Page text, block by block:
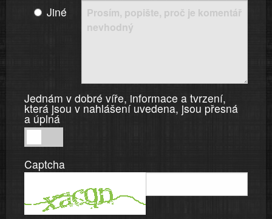
Jiné
Jednám v dobré víře, informace a tvrzení,
která jsou v nahlášení uvedena, jsou přesná
a úplná
v
dobré
informace
Captcha